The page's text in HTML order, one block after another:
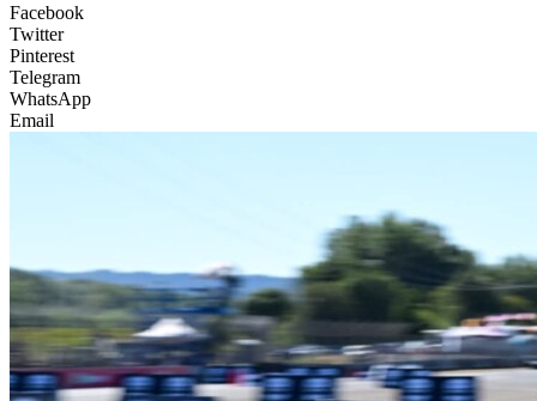
Facebook
Twitter
Pinterest
Telegram
WhatsApp
Email